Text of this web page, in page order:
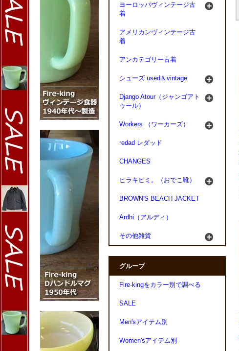
ヨーロッパヴィンテージ古
着
アメリカンヴィンテージ古
着
アンカテゴリー古着
シューズ used＆vintage
Django Atour（ジャンゴアト
ゥール）
Workers （ワーカーズ）
redad レダッド
CHANGES
ヒラキヒミ。（おでこ靴）
BROWN'S BEACH JACKET
Ardhi（アルディ）
その他雑貨
グループ
Fire-kingをカラー別で調べる
SALE
Men'sアイテム別
Women'sアイテム別